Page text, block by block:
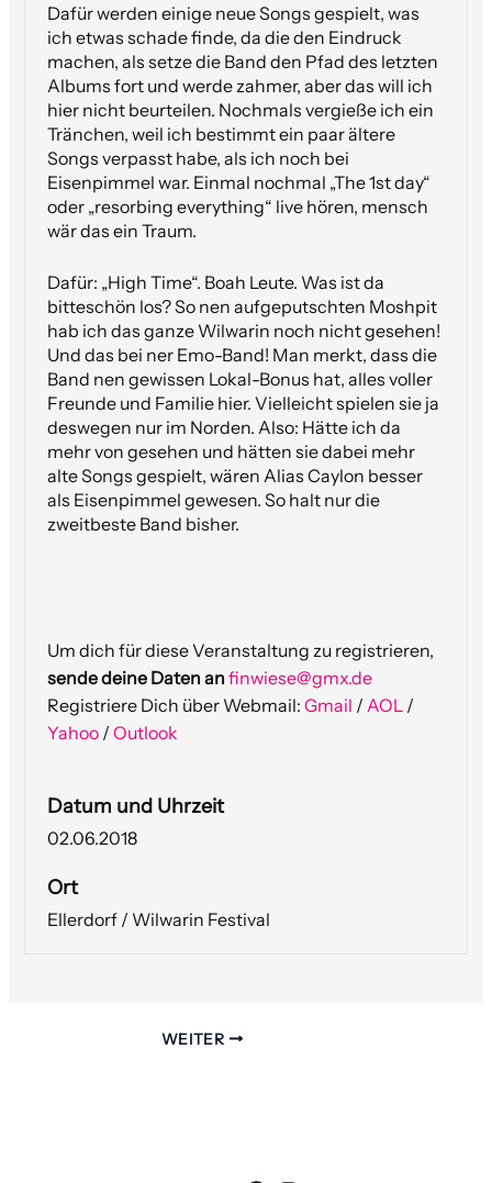
Dafür werden einige neue Songs gespielt, was
ich etwas schade finde, da die den Eindruck
machen, als setze die Band den Pfad des letzten
Albums fort und werde zahmer, aber das will ich
hier nicht beurteilen. Nochmals vergieße ich ein
Tränchen, weil ich bestimmt ein paar ältere
Songs verpasst habe, als ich noch bei
Eisenpimmel war. Einmal nochmal „The 1st day“
oder „resorbing everything“ live hören, mensch
wär das ein Traum.
Dafür: „High Time“. Boah Leute. Was ist da
bitteschön los? So nen aufgeputschten Moshpit
hab ich das ganze Wilwarin noch nicht gesehen!
Und das bei ner Emo-Band! Man merkt, dass die
Band nen gewissen Lokal-Bonus hat, alles voller
Freunde und Familie hier. Vielleicht spielen sie ja
deswegen nur im Norden. Also: Hätte ich da
mehr von gesehen und hätten sie dabei mehr
alte Songs gespielt, wären Alias Caylon besser
als Eisenpimmel gewesen. So halt nur die
zweitbeste Band bisher.
Um dich für diese Veranstaltung zu registrieren,
sende deine Daten an finwiese@gmx.de
Registriere Dich über Webmail:Gmail /AOL /
Yahoo /Outlook
Datum und Uhrzeit
02.06.2018
Ort
Ellerdorf / Wilwarin Festival
WEITER